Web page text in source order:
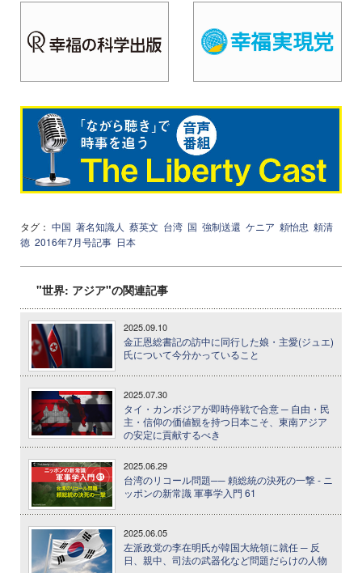
タグ： 中国 著名知識人 蔡英文 台湾 国 強制送還 ケニア 頼怡忠 頼清
徳 2016年7月号記事 日本
"世界: アジア"の関連記事
2025.09.10
金正恩総書記の訪中に同行した娘・主愛(ジュエ)
氏について今分かっていること
2025.07.30
タイ・カンボジアが即時停戦で合意 ─ 自由・民
主・信仰の価値観を持つ日本こそ、東南アジア
の安定に貢献するべき
2025.06.29
台湾のリコール問題── 頼総統の決死の一撃 - ニ
ッポンの新常識 軍事学入門 61
2025.06.05
左派政党の李在明氏が韓国大統領に就任 ─ 反
日、親中、司法の武器化など問題だらけの人物